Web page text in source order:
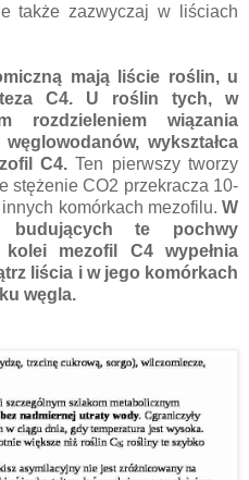
także zazwyczaj w liściach
mają liście roślin, u
C4. U roślin tych, w
rozdzieleniem wiązania
wykształca
C4.Ten pierwszy tworzy
stężenie CO2 przekracza 10-
komórkach mezofilu. W
budujących te pochwy
mezofil C4 wypełnia
liścia i w jego komórkach
węgla.